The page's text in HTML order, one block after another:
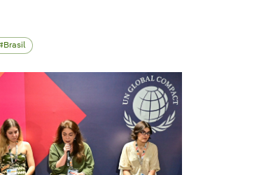
Brasil